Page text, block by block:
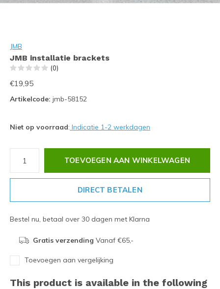
JMB
JMB installatie brackets
(0)
€19,95
Artikelcode: jmb-58152
Niet op voorraad: Indicatie 1-2 werkdagen
TOEVOEGEN AAN WINKELWAGEN
DIRECT BETALEN
Bestel nu, betaal over 30 dagen met Klarna
Gratis verzending Vanaf €65,-
Toevoegen aan vergelijking
This product is available in the following